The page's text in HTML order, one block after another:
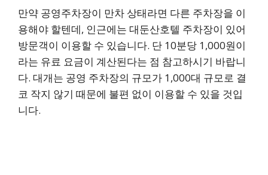
만약 공영주차장이 만차 상태라면 다른 주차장을 이
용해야 할텐데, 인근에는 대둔산호텔 주차장이 있어
방문객이 이용할 수 있습니다. 단 10분당 1,000원이
라는 유료 요금이 계산된다는 점 참고하시기 바랍니
다. 대개는 공영 주차장의 규모가 1,000대 규모로 결
코 작지 않기 때문에 불편 없이 이용할 수 있을 것입
니다.